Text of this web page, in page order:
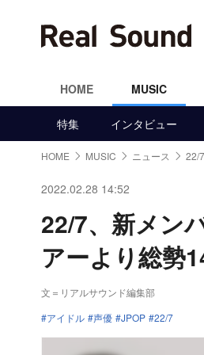
HOME MUSIC
特集 インタビュー
HOME MUSIC ニュース 22/
2022.02.28 14:52
22/7、新メン
アーより総勢
文＝リアルサウンド編集部
アイドル
声優 JPOP 22/7